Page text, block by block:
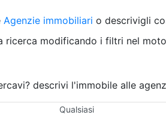
Rustico/Casale
Camera d'Albergo
Box/Garage
Qualsiasi
Agenzie immobiliari o descrivigli
ricerca modificando i filtri nel
descrivi l'immobile alle